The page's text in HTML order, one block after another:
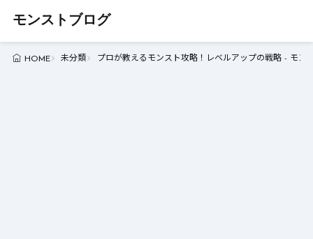
モンストブログ
HOME 未分類 プロが教えるモンスト攻略！レベルアップの戦略 - モン